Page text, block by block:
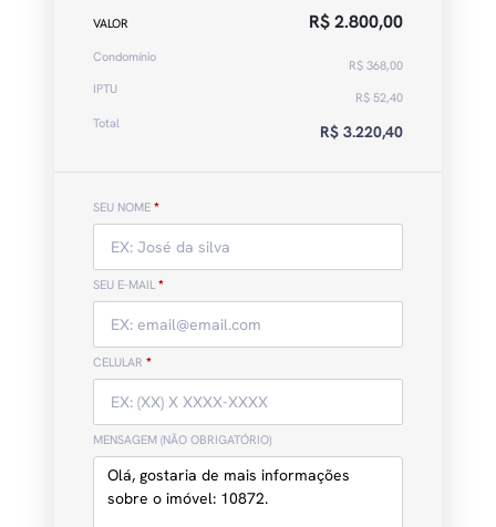
VALOR R$ 2.800,00
Condomínio
R$ 368,00
IPTU
R$ 52,40
Total
R$ 3.220,40
SEU NOME *
SEU E-MAIL *
CELULAR *
MENSAGEM (NÃO OBRIGATÓRIO)